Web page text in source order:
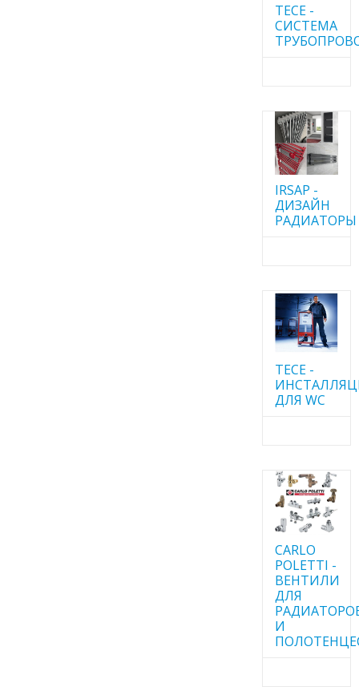
TECE -
CИСТЕМА
IRSAP -
ДИЗАЙН
РАДИАТОРЫ
TECE -
ДЛЯ WC
CARLO
POLETTI -
ВЕНТИЛИ
ДЛЯ
И